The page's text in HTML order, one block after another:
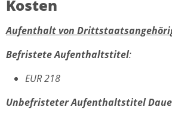
Kosten
Aufenthalt von
Befristete Aufenthaltstitel:
EUR 218
Unbefristeter Aufenthaltstitel